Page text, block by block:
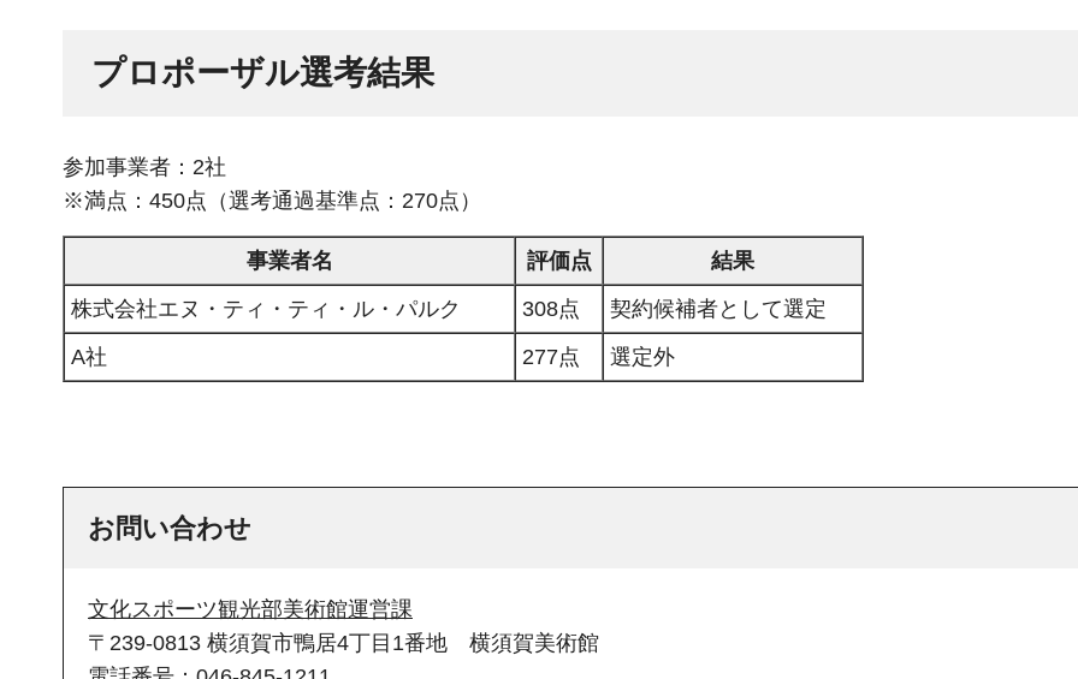
プロポーザル選考結果
参加事業者：2社
※満点：450点（選考通過基準点：270点）
事業者名 評価点
結果
株式会社エヌ・ティ・ティ・ル・パルク
308点
契約候補者として選定
A社
277点 選定外
お問い合わせ
文化スポーツ観光部美術館運営課
〒239-0813 横須賀市鴨居4丁目1番地 横須賀美術館